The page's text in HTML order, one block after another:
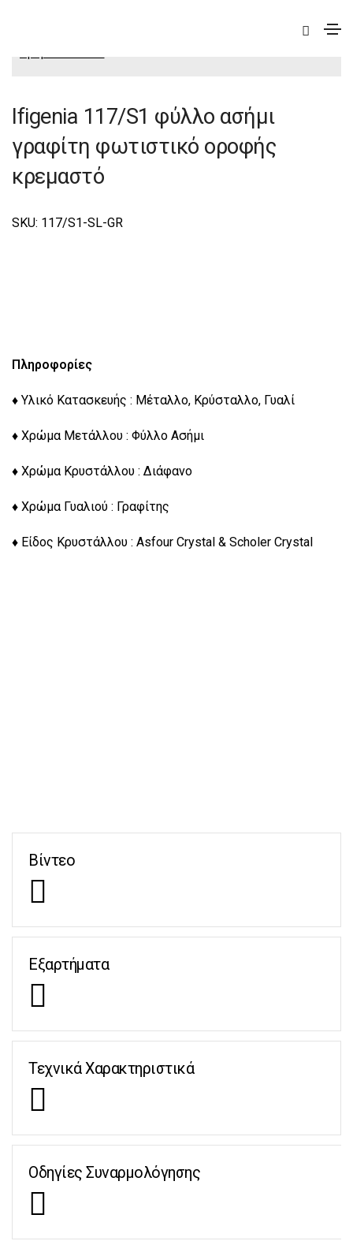
Ifigenia 117/S1 φύλλο ασήμι
γραφίτη φωτιστικό οροφής
κρεμαστό
SKU: 117/S1-SL-GR
Πληροφορίες
♦ Υλικό Κατασκευής : Μέταλλο, Κρύσταλλο, Γυαλί
♦ Χρώμα Μετάλλου : Φύλλο Ασήμι
♦ Χρώμα Κρυστάλλου : Διάφανο
♦ Χρώμα Γυαλιού : Γραφίτης
♦ Είδος Κρυστάλλου : Asfour Crystal & Scholer Crystal
Βίντεο
Εξαρτήματα
Τεχνικά Χαρακτηριστικά
Οδηγίες Συναρμολόγησης